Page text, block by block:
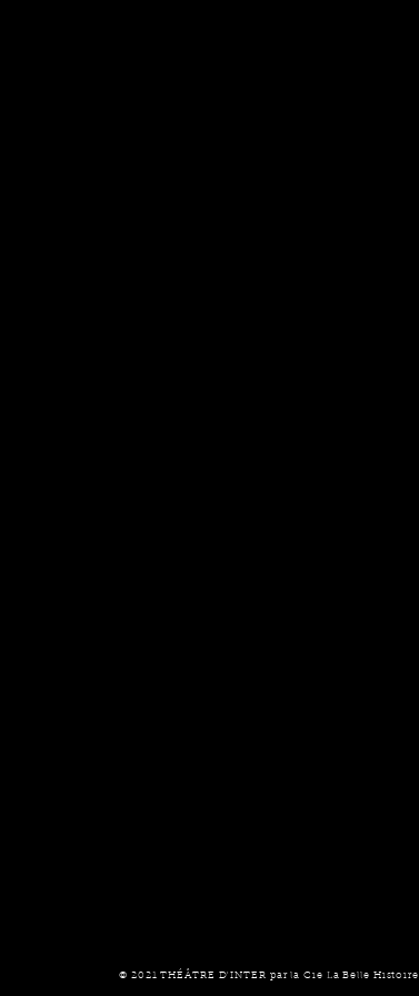
© 2021 THÉÂTRE D'INTER par la Cie La Belle Histoire